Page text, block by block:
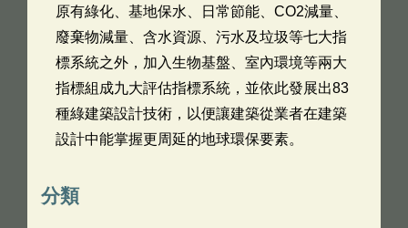
原有綠化、基地保水、日常節能、CO2減量、
廢棄物減量、含水資源、污水及垃圾等七大指
標系統之外，加入生物基盤、室內環境等兩大
指標組成九大評估指標系統，並依此發展出83
種綠建築設計技術，以便讓建築從業者在建築
設計中能掌握更周延的地球環保要素。
分類